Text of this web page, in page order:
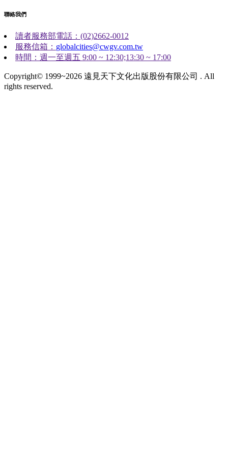
聯絡我們
讀者服務部電話：(02)2662-0012
服務信箱： globalcities@cwgv.com.tw
時間：週一至週五 9:00 ~ 12:30;13:30 ~ 17:00
Copyright© 1999~2026 遠見天下文化出版股份有限公司 . All
rights reserved.